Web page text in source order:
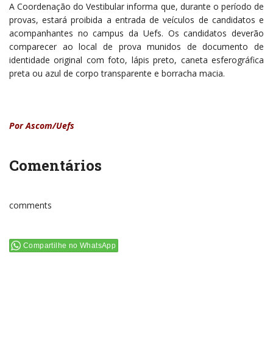
A Coordenação do Vestibular informa que, durante o período de
provas, estará proibida a entrada de veículos de candidatos e
acompanhantes no campus da Uefs. Os candidatos deverão
comparecer ao local de prova munidos de documento de
identidade original com foto, lápis preto, caneta esferográfica
preta ou azul de corpo transparente e borracha macia.
Por Ascom/Uefs
Comentários
comments
Compartilhe no WhatsApp